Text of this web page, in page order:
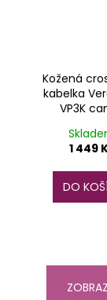
Kožená
kabelka
VP3K
1 449
DO